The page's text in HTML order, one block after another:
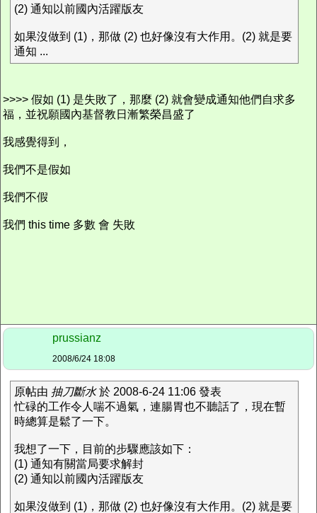
(2) 通知以前國內活躍版友
如果沒做到 (1)，那做 (2) 也好像沒有大作用。(2) 就是要
通知 ...
>>>> 假如 (1) 是失敗了，那麼 (2) 就會變成通知他們自求多
福，並祝願國內基督教日漸繁榮昌盛了
我感覺得到，
我們不是假如
我們不假
我們 this time 多數 會 失敗
prussianz
2008/6/24 18:08
原帖由 抽刀斷水於 2008-6-24 11:06 發表
忙碌的工作令人喘不過氣，連腸胃也不聽話了，現在暫
時總算是鬆了一下。
我想了一下，目前的步驟應該如下：
(1) 通知有關當局要求解封
(2) 通知以前國內活躍版友
如果沒做到 (1)，那做 (2) 也好像沒有大作用。(2) 就是要